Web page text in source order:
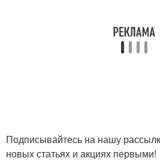
Подписывайтесь на нашу
новых статьях и акциях первыми!